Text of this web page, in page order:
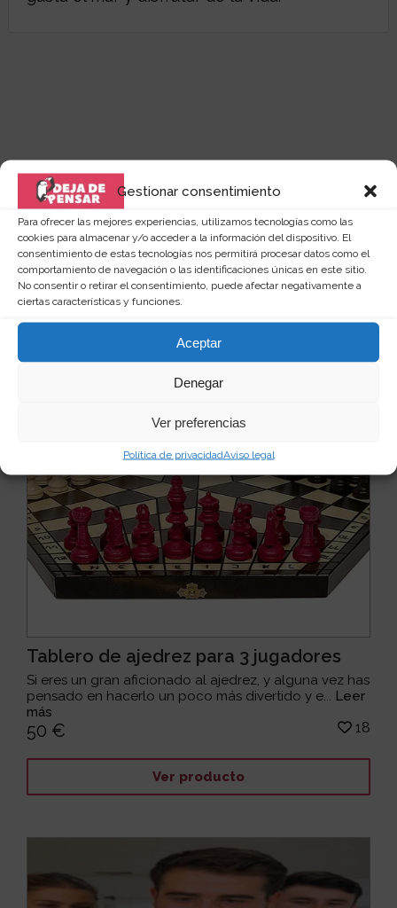
Gestionar consentimiento
Para ofrecer las mejores experiencias, utilizamos tecnologías como las
cookies para almacenar y/o acceder a la información del dispositivo. El
consentimiento de estas tecnologías nos permitirá procesar datos como el
comportamiento de navegación o las identificaciones únicas en este sitio.
No consentir o retirar el consentimiento, puede afectar negativamente a
ciertas características y funciones.
Aceptar
Denegar
Ver preferencias
Política de privacidadAviso legal
Quizás te puede interesar...
Tablero de ajedrez para 3 jugadores
Si eres un gran aficionado al ajedrez, y alguna vez has
pensado en hacerlo un poco más divertido y e... Leer
más
50 € 18
Ver producto